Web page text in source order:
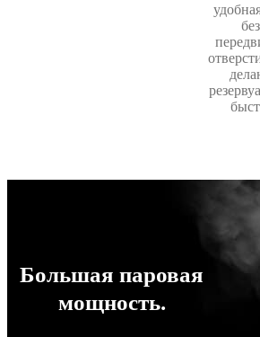
Большая паровая
мощность.